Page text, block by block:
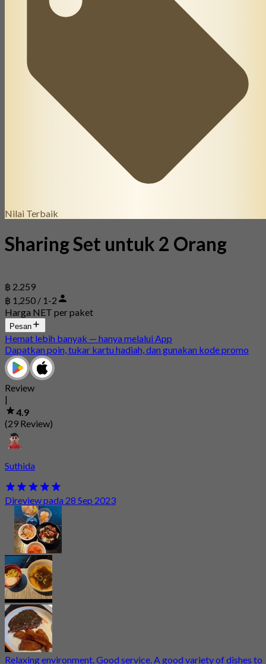
Nilai Terbaik
Sharing Set untuk 2 Orang
฿ 2.259
฿ 1,250 / 1-2
Harga NET per paket
Pesan
Hemat lebih banyak — hanya melalui App
Dapatkan poin, tukar kartu hadiah, dan gunakan kode promo
Review
|
4.9
(29 Review)
Suthida
Direview pada 28 Sep 2023
Relaxing environment. Good service. A good variety of dishes to